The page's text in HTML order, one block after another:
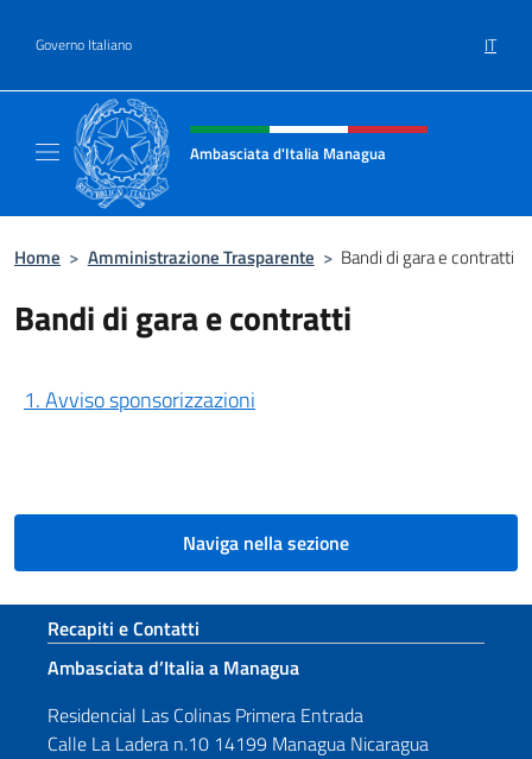
Governo Italiano IT
Intestazione sito, social e menù
Ambasciata d'Italia Managua
Home > Amministrazione Trasparente > Bandi di gara e contratti
Bandi di gara e contratti
1. Avviso sponsorizzazioni
Naviga nella sezione
Sezione footer
Recapiti e Contatti
Ambasciata d’Italia a Managua
Residencial Las Colinas Primera Entrada
Calle La Ladera n.10 14199 Managua Nicaragua